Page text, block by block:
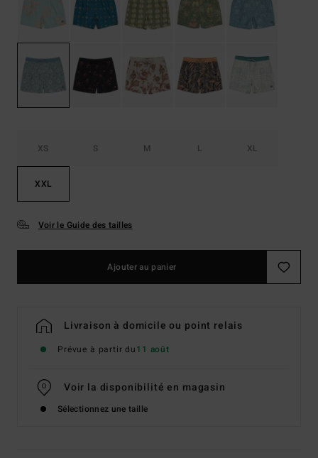
XS S M L XL
XXL
Voir le Guide des tailles
Ajouter au panier
Livraison à domicile ou point relais
Prévue à partir du11 août
Voir la disponibilité en magasin
Sélectionnez une taille